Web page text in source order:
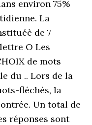
environ 75%
La
de 7
O Les
de mots
du .. Lors de la
fléchés, la
Un total de
réponses sont